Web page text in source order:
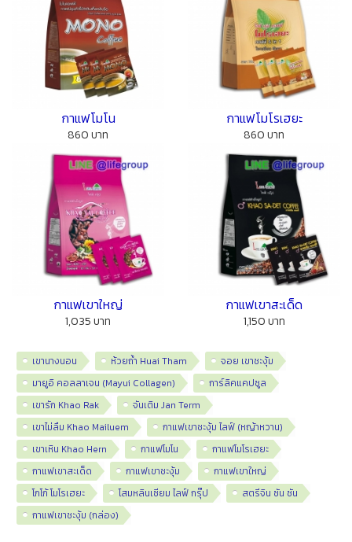
กาแฟโมโน
860 บาท
กาแฟโมโรเฮยะ
860 บาท
กาแฟเขาใหญ่
1,035 บาท
กาแฟเขาสะเด็ด
1,150 บาท
เขานางนอน ห้วยถ้ำ Huai Tham
จอย เขาชะงุ้ม
มายูอิ คอลลาเจน (Mayui Collagen)
การ์ลิคแคปซูล
เขารัก Khao Rak
จันเติม Jan Term
เขาไม่ลืม Khao Mailuem
กาแฟเขาชะงุ้ม ไลฟ์ (หญ้าหวาน)
เขาเหิน Khao Hern
กาแฟโมโน
กาแฟโมโรเฮยะ
กาแฟเขาสะเด็ด
กาแฟเขาชะงุ้ม
กาแฟเขาใหญ่
โกโก้ โมโรเฮยะ
โสมหลินเซียม ไลฟ์ กรุ๊ป
สตรีจิน ซัน ซัน
กาแฟเขาชะงุ้ม (กล่อง)